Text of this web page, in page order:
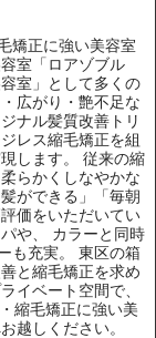
矯正に強い美容室
室「ロアゾブル
室」として多くの
広がり・艶不足な
ナル髪質改善トリ
レス縮毛矯正を組
します。 従来の縮
らかくしなやかな
ができる」「毎朝
価をいただいてい
や、 カラーと同時
も充実。 東区の箱
と縮毛矯正を求め
イベート空間で、
縮毛矯正に強い美
越しください。